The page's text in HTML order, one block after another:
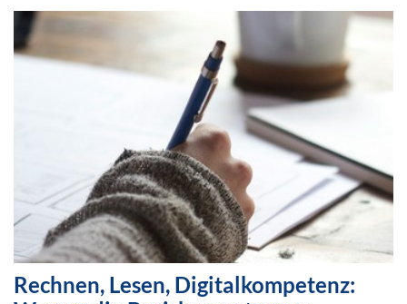
Rechnen, Lesen, Digitalkompetenz: